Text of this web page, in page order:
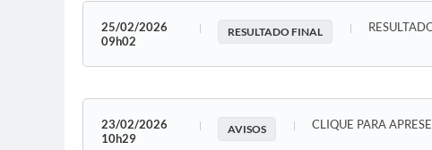
25/02/2026
09h02
RESULTADO FINAL
23/02/2026
10h29
AVISOS CLIQUE PARA